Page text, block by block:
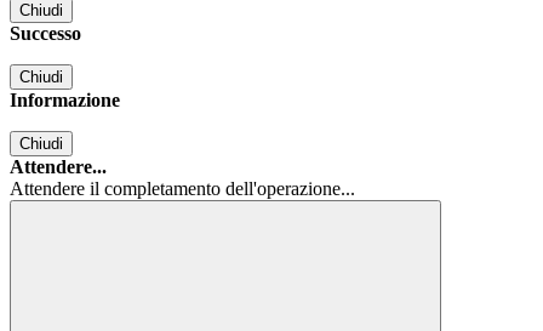
Chiudi
Successo
Chiudi
Informazione
Chiudi
Attendere...
Attendere il completamento dell'operazione...